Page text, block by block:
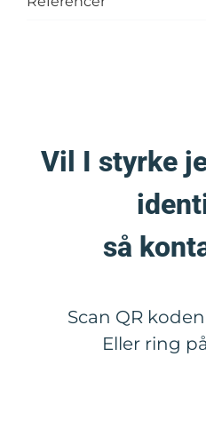
Vil I styrke
så
Scan QR
Eller ring på